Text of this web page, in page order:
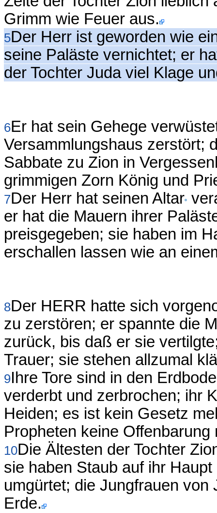
Grimm wie Feuer aus.
5Der Herr ist geworden wie
seine Paläste vernichtet; er
der Tochter Juda viel Klage
6Er hat sein Gehege
Versammlungshaus zerstört;
Sabbate zu Zion in
grimmigen Zorn König und
7Der Herr hat seinen Altar
er hat die Mauern ihrer
preisgegeben; sie haben im
erschallen lassen wie an
8Der HERR hatte sich
zu zerstören; er spannte die
zurück, bis daß er sie
Trauer; sie stehen allzumal
9Ihre Tore sind in den
verderbt und zerbrochen; ihr
Heiden; es ist kein Gesetz
Propheten keine
10Die Ältesten der Tochter
sie haben Staub auf ihr
umgürtet; die Jungfrauen
Erde.